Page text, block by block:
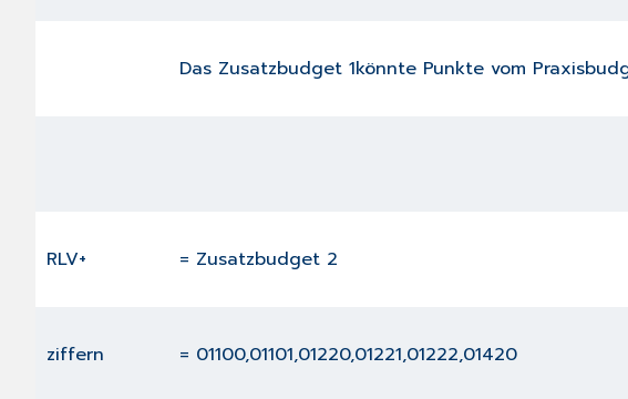
Das Zusatzbudget 1könnte Punkte vom
RLV+ = Zusatzbudget 2
ziffern = 01100,01101,01220,01221,01222,01420